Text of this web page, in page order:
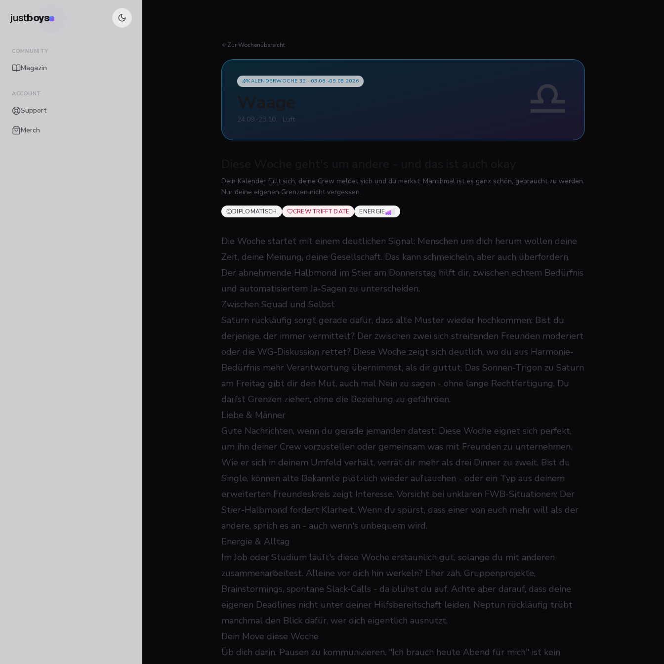
justboys
COMMUNITY
Magazin
ACCOUNT
Support
Merch
Zur Wochenübersicht
KALENDERWOCHE 32 · 03.08.-09.08.2026
Waage
24.09.-23.10. · Luft ♎
Dein Kalender füllt sich, deine Crew meldet sich und du merkst: Manchmal ist es ganz schön, gebraucht zu werden.
Nur deine eigenen Grenzen nicht vergessen.
DIPLOMATISCH CREW TRIFFT DATE ENERGIE
3VON 5
Die Woche startet mit einem deutlichen Signal: Menschen um dich herum wollen deine
Zeit, deine Meinung, deine Gesellschaft. Das kann schmeicheln, aber auch überfordern.
Der abnehmende Halbmond im Stier am Donnerstag hilft dir, zwischen echtem Bedürfnis
und automatisiertem Ja-Sagen zu unterscheiden.
Zwischen Squad und Selbst
Saturn rückläufig sorgt gerade dafür, dass alte Muster wieder hochkommen: Bist du
derjenige, der immer vermittelt? Der zwischen zwei sich streitenden Freunden moderiert
oder die WG-Diskussion rettet? Diese Woche zeigt sich deutlich, wo du aus Harmonie-
Bedürfnis mehr Verantwortung übernimmst, als dir guttut. Das Sonnen-Trigon zu Saturn
am Freitag gibt dir den Mut, auch mal Nein zu sagen - ohne lange Rechtfertigung. Du
darfst Grenzen ziehen, ohne die Beziehung zu gefährden.
Liebe & Männer
Gute Nachrichten, wenn du gerade jemanden datest: Diese Woche eignet sich perfekt,
um ihn deiner Crew vorzustellen oder gemeinsam was mit Freunden zu unternehmen.
Wie er sich in deinem Umfeld verhält, verrät dir mehr als drei Dinner zu zweit. Bist du
Single, können alte Bekannte plötzlich wieder auftauchen - oder ein Typ aus deinem
erweiterten Freundeskreis zeigt Interesse. Vorsicht bei unklaren FWB-Situationen: Der
Stier-Halbmond fordert Klarheit. Wenn du spürst, dass einer von euch mehr will als der
andere, sprich es an - auch wenn's unbequem wird.
Energie & Alltag
Im Job oder Studium läuft's diese Woche erstaunlich gut, solange du mit anderen
zusammenarbeitest. Alleine vor dich hin werkeln? Eher zäh. Gruppenprojekte,
Brainstormings, spontane Slack-Calls - da blühst du auf. Achte aber darauf, dass deine
eigenen Deadlines nicht unter deiner Hilfsbereitschaft leiden. Neptun rückläufig trübt
manchmal den Blick dafür, wer dich eigentlich ausnutzt.
Dein Move diese Woche
Üb dich darin, Pausen zu kommunizieren. "Ich brauch heute Abend für mich" ist kein